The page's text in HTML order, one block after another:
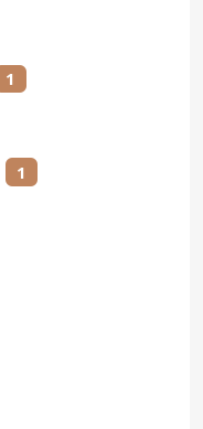
1
1